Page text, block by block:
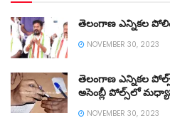
తెలంగాణ ఎన్నికల
NOVEMBER 30, 2023
తెలంగాణ ఎన్నికల
అసెంబ్లీ పోల్స్‌లో
NOVEMBER 30, 2023